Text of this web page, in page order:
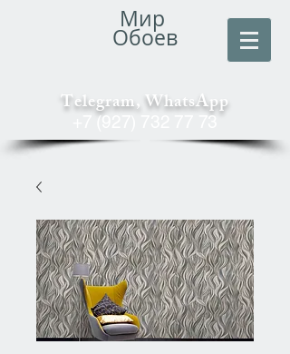
Мир
Обоев
Telegram, WhatsApp
+7 (927) 732 77 73